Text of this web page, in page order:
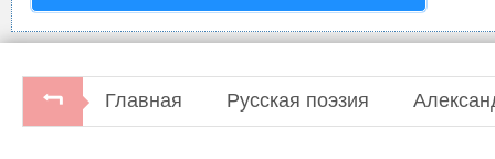
Главная Русская поэзия